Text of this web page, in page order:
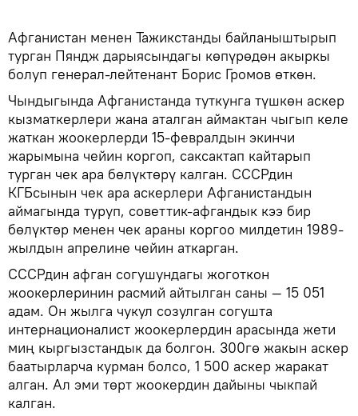
Афганистан менен Тажикстанды байланыштырып
турган Пяндж дарыясындагы көпүрөдөн акыркы
болуп генерал-лейтенант Борис Громов өткөн.
Чындыгында Афганистанда туткунга түшкөн аскер
кызматкерлери жана аталган аймактан чыгып келе
жаткан жоокерлерди 15-февралдын экинчи
жарымына чейин коргоп, саксактап кайтарып
турган чек ара бөлүктөрү калган. СССРдин
КГБсынын чек ара аскерлери Афганистандын
аймагында туруп, советтик-афгандык кээ бир
бөлүктөр менен чек араны коргоо милдетин 1989-
жылдын апрелине чейин аткарган.
СССРдин афган согушундагы жоготкон
жоокерлеринин расмий айтылган саны — 15 051
адам. Он жылга чукул созулган согушта
интернационалист жоокерлердин арасында жети
миң кыргызстандык да болгон. 300гө жакын аскер
баатырларча курман болсо, 1 500 аскер жаракат
алган. Ал эми төрт жоокердин дайыны чыкпай
калган.